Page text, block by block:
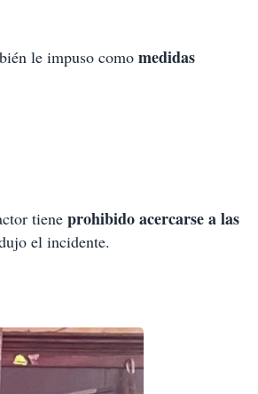
le impuso como medidas
tiene prohibido acercarse a las
el incidente.